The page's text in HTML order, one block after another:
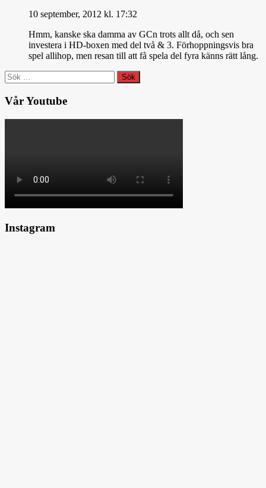
10 september, 2012 kl. 17:32
Hmm, kanske ska damma av GCn trots allt då, och sen
investera i HD-boxen med del två & 3. Förhoppningsvis bra
spel allihop, men resan till att få spela del fyra känns rätt lång.
Sök
efter:
Vår Youtube
Instagram